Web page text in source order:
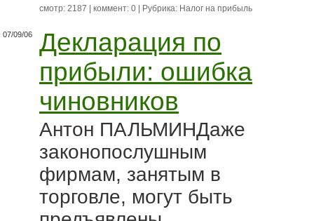
смотр: 2187 | коммент: 0 | Рубрика: Налог на прибыль
07/09/06
Декларация по
прибыли: ошибка
чиновников
Антон ПАЛЬМИНДаже
законопослушным
фирмам, занятым в
торговле, могут быть